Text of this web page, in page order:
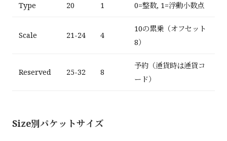
Type 20 1 0=整数, 1=浮動小数点
Scale 21-24 4
10の累乗（オフセット
8）
Reserved 25-32 8
予約（通貨時は通貨コ
ード）
Size別パケットサイズ